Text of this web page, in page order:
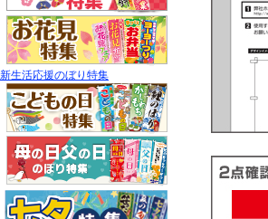
新生活応援のぼり特集